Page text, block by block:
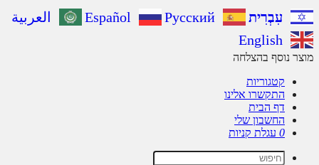
עִבְרִית Español Русский
العربية
English
נוסף בהצלחה
קטגוריות
התקשרו אלינו
דף הבית
החשבון שלי
עגלת קניות